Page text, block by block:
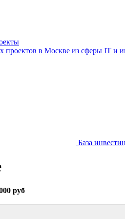
проектов в Москве из сферы IT и
База
руб